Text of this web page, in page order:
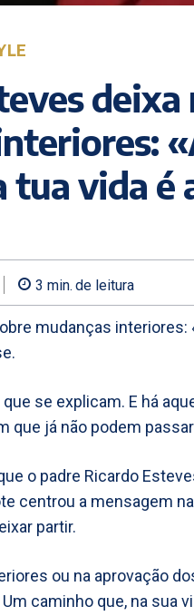
vida é
3 min. de leitura
mudanças
se explicam. E há
que já não podem
o padre Ricardo
centrou a mensagem
partir.
ou na aprovação
caminho que, na sua